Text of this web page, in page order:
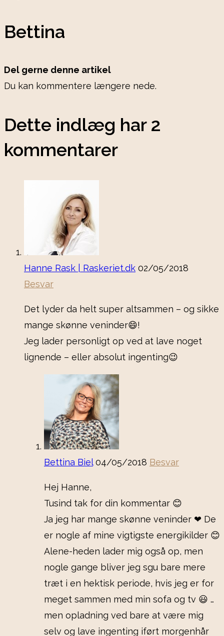
Bettina
Del gerne denne artikel
Du kan kommentere længere nede.
Dette indlæg har 2
kommentarer
Hanne Rask | Raskeriet.dk 02/05/2018
Besvar
Det lyder da helt super altsammen – og sikke
mange skønne veninder😄!
Jeg lader personligt op ved at lave noget
lignende – eller absolut ingenting😉
Bettina Biel 04/05/2018 Besvar
Hej Hanne,
Tusind tak for din kommentar 😊
Ja jeg har mange skønne veninder ❤ De
er nogle af mine vigtigste energikilder 😊
Alene-heden lader mig også op, men
nogle gange bliver jeg sgu bare mere
træt i en hektisk periode, hvis jeg er for
meget sammen med min sofa og tv 😃 …
men opladning ved bare at være mig
selv og lave ingenting iført morgenhår